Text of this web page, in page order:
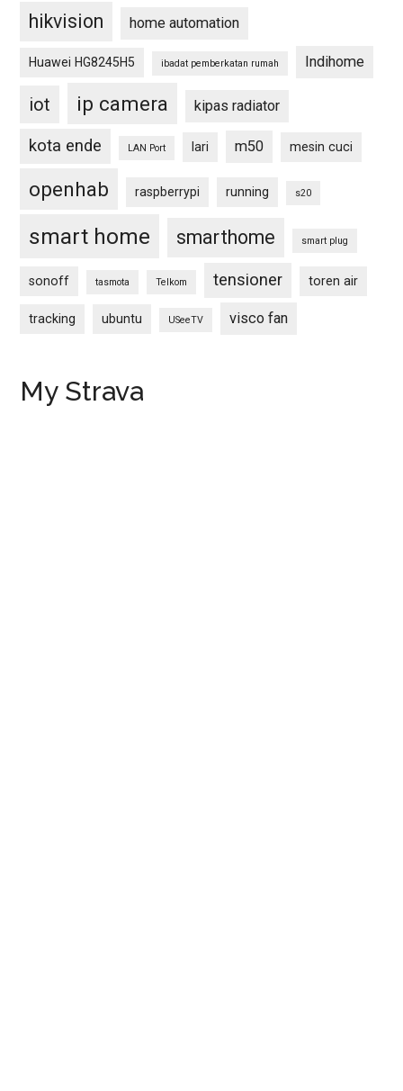
hikvision home automation
Huawei HG8245H5 ibadat pemberkatan rumah Indihome
iot ip camera kipas radiator
kota ende LAN Port lari m50 mesin cuci
openhab raspberrypi running s20
smart home smarthome smart plug
sonoff tasmota Telkom tensioner toren air
tracking ubuntu USeeTV visco fan
My Strava